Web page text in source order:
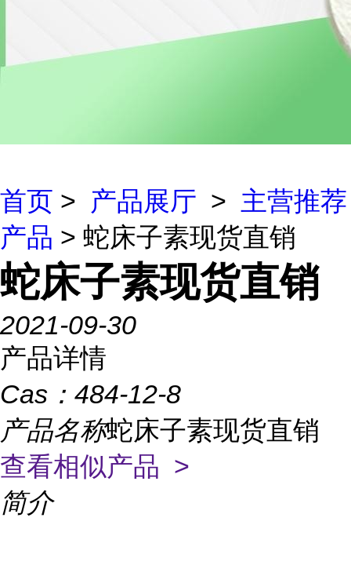
首页 > 产品展厅 > 主营推荐
产品 > 蛇床子素现货直销
蛇床子素现货直销
2021-09-30
产品详情
Cas： 484-12-8
产品名称蛇床子素现货直销
查看相似产品 >
简介